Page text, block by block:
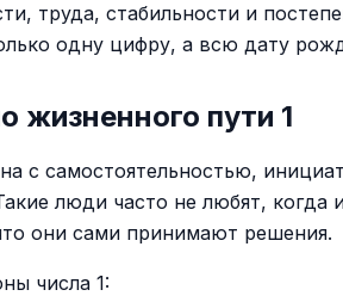
труда, стабильности и
одну цифру, а всю дату
жизненного пути 1
с самостоятельностью,
люди часто не любят,
они сами принимают решения.
числа 1: